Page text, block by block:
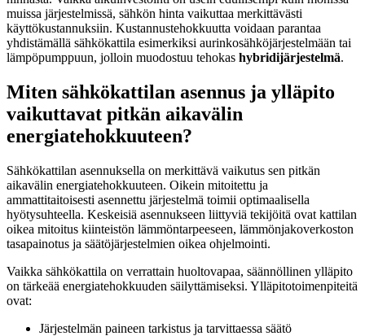
muissa järjestelmissä, sähkön hinta vaikuttaa merkittävästi
käyttökustannuksiin. Kustannustehokkuutta voidaan parantaa
yhdistämällä sähkökattila esimerkiksi aurinkosähköjärjestelmään tai
lämpöpumppuun, jolloin muodostuu tehokas hybridijärjestelmä.
Miten sähkökattilan asennus ja ylläpito
vaikuttavat pitkän aikavälin
energiatehokkuuteen?
Sähkökattilan asennuksella on merkittävä vaikutus sen pitkän
aikavälin energiatehokkuuteen. Oikein mitoitettu ja
ammattitaitoisesti asennettu järjestelmä toimii optimaalisella
hyötysuhteella. Keskeisiä asennukseen liittyviä tekijöitä ovat kattilan
oikea mitoitus kiinteistön lämmöntarpeeseen, lämmönjakoverkoston
tasapainotus ja säätöjärjestelmien oikea ohjelmointi.
Vaikka sähkökattila on verrattain huoltovapaa, säännöllinen ylläpito
on tärkeää energiatehokkuuden säilyttämiseksi. Ylläpitotoimenpiteitä
ovat:
Järjestelmän paineen tarkistus ja tarvittaessa säätö